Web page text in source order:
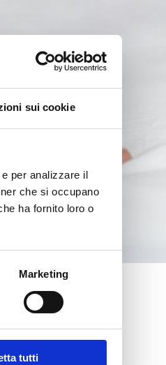
sui cookie
per analizzare il
che si occupano
ha fornito loro o
Marketing
tutti